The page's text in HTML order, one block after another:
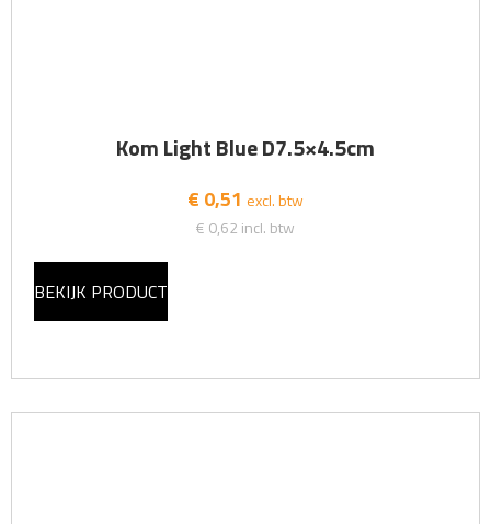
Kom Light Blue D7.5×4.5cm
€ 0,51 excl. btw
€ 0,62 incl. btw
BEKIJK PRODUCT